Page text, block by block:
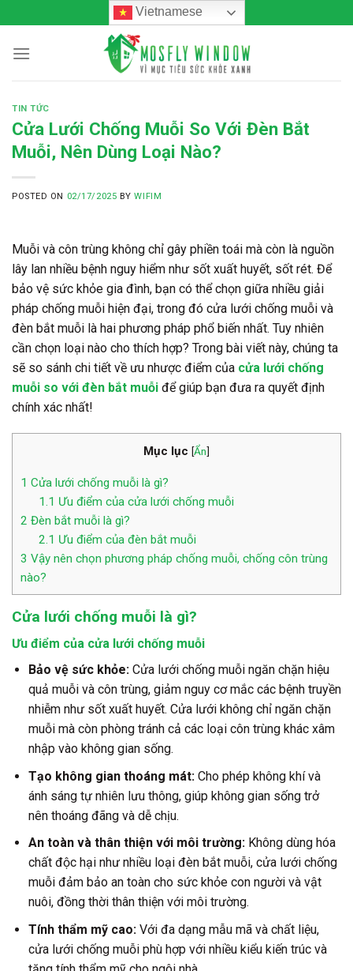
to
content
Vietnamese
TIN TỨC
Cửa Lưới Chống Muỗi So Với Đèn Bắt
Muỗi, Nên Dùng Loại Nào?
POSTED ON 02/17/2025 BYWIFIM
Muỗi và côn trùng không chỉ gây phiền toái mà còn là nguồn
lây lan nhiều bệnh nguy hiểm như sốt xuất huyết, sốt rét. Để
bảo vệ sức khỏe gia đình, bạn có thể chọn giữa nhiều giải
pháp chống muỗi hiện đại, trong đó cửa lưới chống muỗi và
đèn bắt muỗi là hai phương pháp phổ biến nhất. Tuy nhiên
cần chọn loại nào cho thích hợp? Trong bài viết này, chúng ta
sẽ so sánh chi tiết về ưu nhược điểm của cửa lưới chống
muỗi so với đèn bắt muỗi để giúp bạn đưa ra quyết định
chính xác nhất!
Mục lục [Ẩn]
1 Cửa lưới chống muỗi là gì?
1.1 Ưu điểm của cửa lưới chống muỗi
2 Đèn bắt muỗi là gì?
2.1 Ưu điểm của đèn bắt muỗi
3 Vậy nên chọn phương pháp chống muỗi, chống côn trùng
nào?
Cửa lưới chống muỗi là gì?
Ưu điểm của cửa lưới chống muỗi
Bảo vệ sức khỏe:Cửa lưới chống muỗi ngăn chặn hiệu
quả muỗi và côn trùng, giảm nguy cơ mắc các bệnh truyền
nhiễm như sốt xuất huyết. Cửa lưới không chỉ ngăn chặn
muỗi mà còn phòng tránh cả các loại côn trùng khác xâm
nhập vào không gian sống.
Tạo không gian thoáng mát:Cho phép không khí và
ánh sáng tự nhiên lưu thông, giúp không gian sống trở
nên thoáng đãng và dễ chịu.
An toàn và thân thiện với môi trường:Không dùng hóa
chất độc hại như nhiều loại đèn bắt muỗi, cửa lưới chống
muỗi đảm bảo an toàn cho sức khỏe con người và vật
nuôi, đồng thời thân thiện với môi trường.
Tính thẩm mỹ cao:Với đa dạng mẫu mã và chất liệu,
cửa lưới chống muỗi phù hợp với nhiều kiểu kiến trúc và